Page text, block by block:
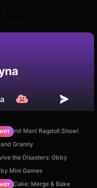
Man! Ragdoll Show!
Granny
the Disasters: Obby
Mini Games
of Cake: Merge & Bake